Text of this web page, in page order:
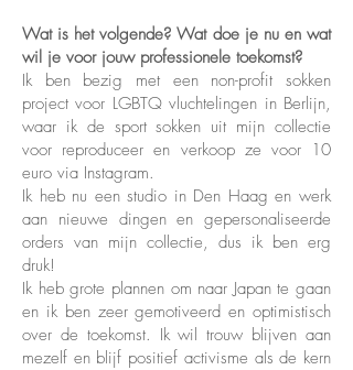
Wat is het volgende? Wat doe je nu en wat
wil je voor jouw professionele toekomst?
Ik ben bezig met een non-profit sokken
project voor LGBTQ vluchtelingen in Berlijn,
waar ik de sport sokken uit mijn collectie
voor reproduceer en verkoop ze voor 10
euro via Instagram.
Ik heb nu een studio in Den Haag en werk
aan nieuwe dingen en gepersonaliseerde
orders van mijn collectie, dus ik ben erg
druk!
Ik heb grote plannen om naar Japan te gaan
en ik ben zeer gemotiveerd en optimistisch
over de toekomst. Ik wil trouw blijven aan
mezelf en blijf positief activisme als de kern